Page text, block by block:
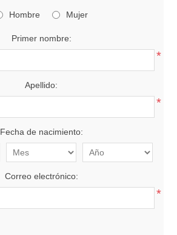
Hombre Mujer
Primer nombre:
*
Apellido:
*
Fecha de nacimiento:
Correo electrónico:
*